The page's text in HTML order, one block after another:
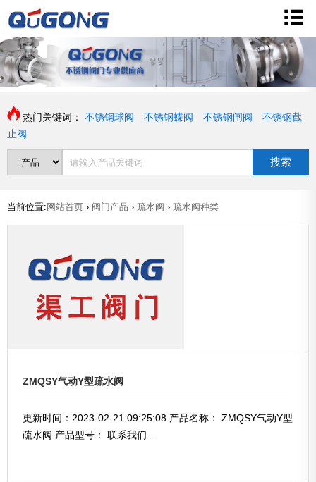
热门关键词： 不锈钢球阀 不锈钢蝶阀 不锈钢闸阀
不锈钢截
止阀
搜索
当前位置: 网站首页 › 阀门产品 › 疏水阀 › 疏水阀种类
ZMQSY气动Y型疏水阀
更新时间：2023-02-21 09:25:08 产品名称： ZMQSY气动Y型
疏水阀 产品型号： 联系我们 ...